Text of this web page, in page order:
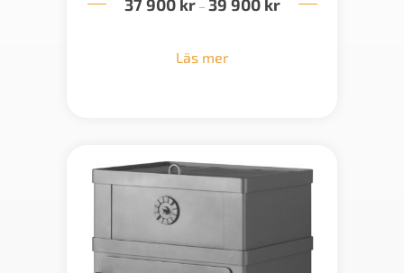
37 900 kr – 39 900 kr
Läs mer